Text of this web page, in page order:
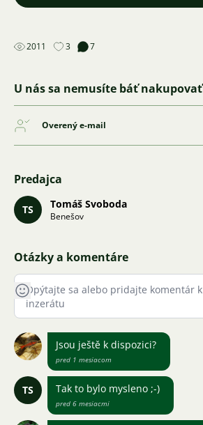
2011 3 7
U nás sa nemusíte báť nakupovať
Overený e-mail
Predajca
TS Tomáš Svoboda
Benešov
Otázky a komentáre
Jsou ještě k dispozici?
pred 1 mesiacom
TS Tak to bylo mysleno ;-)
pred 6 mesiacmi